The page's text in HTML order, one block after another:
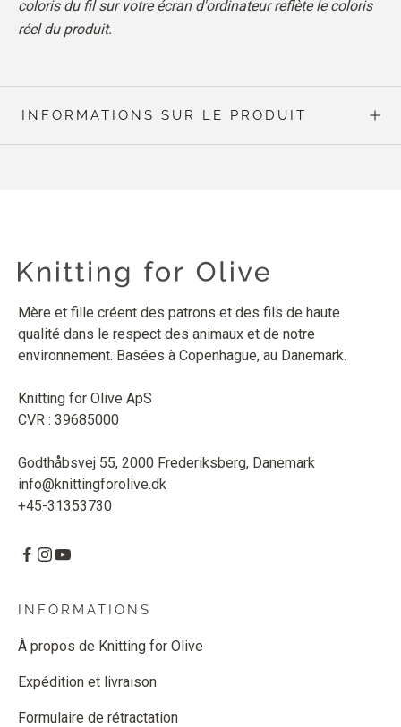
coloris du fil sur votre écran d'ordinateur reflète le coloris
réel du produit.
INFORMATIONS SUR LE PRODUIT
Mère et fille créent des patrons et des fils de haute
qualité dans le respect des animaux et de notre
environnement. Basées à Copenhague, au Danemark.
Knitting for Olive ApS
CVR : 39685000
Godthåbsvej 55, 2000 Frederiksberg, Danemark
info@knittingforolive.dk
+45-31353730
INFORMATIONS
À propos de Knitting for Olive
Expédition et livraison
Formulaire de rétractation